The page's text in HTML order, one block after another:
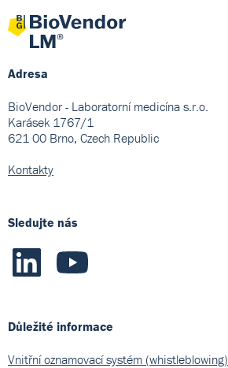
Adresa
BioVendor - Laboratorní medicína s.r.o.
Karásek 1767/1
621 00 Brno, Czech Republic
Kontakty
Sledujte nás
Důležité informace
Vnitřní oznamovací systém (whistleblowing)